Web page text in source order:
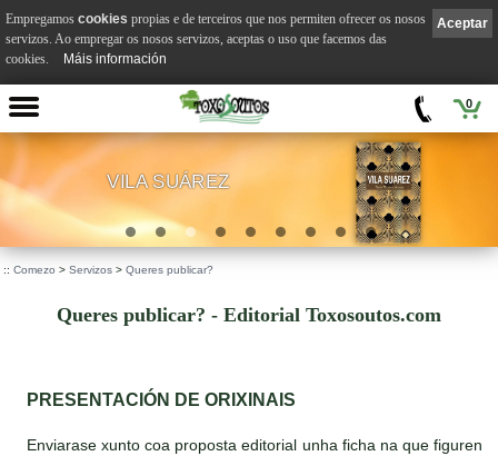
0
VILA SUÁREZ
:: Comezo > Servizos > Queres publicar?
Queres publicar? - Editorial Toxosoutos.com
PRESENTACIÓN DE ORIXINAIS
Enviarase xunto coa proposta editorial unha ficha na que figuren
Aceptar
Empregamos cookies propias e de terceiros que nos permiten ofrecer os nosos
servizos. Ao empregar os nosos servizos, aceptas o uso que facemos das
cookies.
Máis información